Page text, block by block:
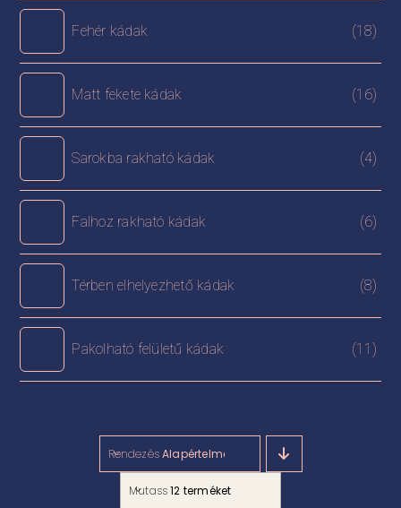
Fehér kádak (18)
Matt fekete kádak (16)
Sarokba rakható kádak (4)
Falhoz rakható kádak (6)
Térben elhelyezhető kádak (8)
Pakolható felületű kádak (11)
RendezésAlapértelmezett rendezés
Mutass12 terméket